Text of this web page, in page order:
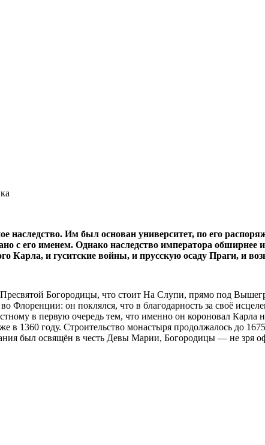
наследство. Им был основан университет, по его
с его именем. Однако наследство императора
и гуситские войны, и прусскую осаду Праги, и
Богородицы, что стоит На Слупи, прямо под
он поклялся, что в благодарность за своё
в первую очередь тем, что именно он короновал Карла
1360 году. Строительство монастыря продолжалось до
был освящён в честь Девы Марии, Богородицы — не зря